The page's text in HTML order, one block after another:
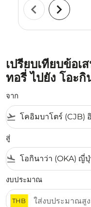
chevron_left chevron_right
เปรียบเทียบข้อ
ทอรี่ ไปยัง โอะกิ
จาก
flight_takeoff
สู่
flight_land
งบประมาณ
THB